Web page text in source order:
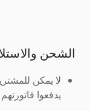
الشحن
لا يمكن
يدفعوا